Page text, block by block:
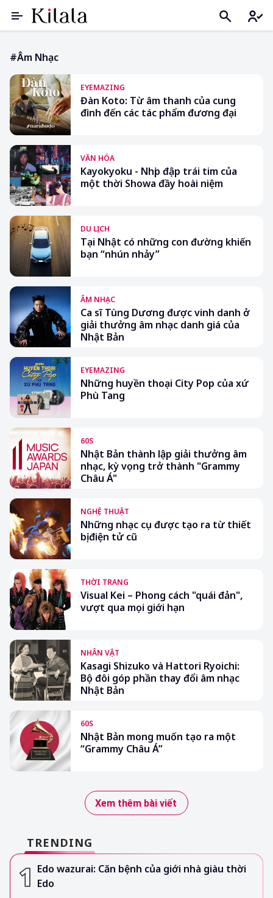
#âm Nhạc
EYEMAZING
Đàn Koto: Từ âm thanh của cung
đình đến các tác phẩm đương đại
VĂN HÓA
Kayokyoku - Nhịp đập trái tim của
một thời Showa đầy hoài niệm
DU LỊCH
Tại Nhật có những con đường khiến
bạn “nhún nhảy”
ÂM NHẠC
Ca sĩ Tùng Dương được vinh danh ở
giải thưởng âm nhạc danh giá của
Nhật Bản
EYEMAZING
Những huyền thoại City Pop của xứ
Phù Tang
60S
Nhật Bản thành lập giải thưởng âm
nhạc, kỳ vọng trở thành "Grammy
Châu Á"
NGHỆ THUẬT
Những nhạc cụ được tạo ra từ thiết
bị điện tử cũ
THỜI TRANG
Visual Kei – Phong cách "quái đản",
vượt qua mọi giới hạn
NHÂN VẬT
Kasagi Shizuko và Hattori Ryoichi:
Bộ đôi góp phần thay đổi âm nhạc
Nhật Bản
60S
Nhật Bản mong muốn tạo ra một
“Grammy Châu Á”
Xem thêm bài viết
TRENDING
Edo wazurai: Căn bệnh của giới nhà giàu thời
Edo